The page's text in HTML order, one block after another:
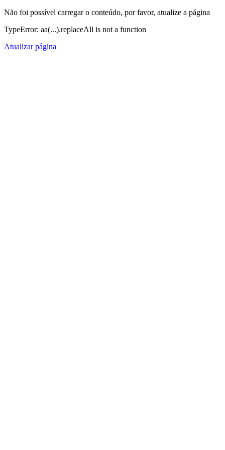
Não foi possível carregar o conteúdo, por favor, atualize a página
TypeError: aa(...).replaceAll is not a function
Atualizar página